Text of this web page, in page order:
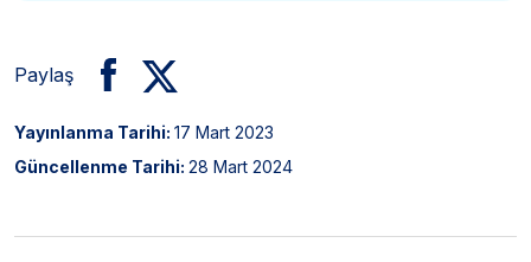
Paylaş
Yayınlanma Tarihi: 17 Mart 2023
Güncellenme Tarihi: 28 Mart 2024